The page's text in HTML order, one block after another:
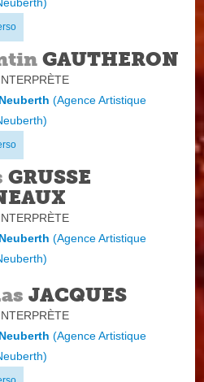
GAUTHERON
(Agence Artistique
)
GRUSSE
(Agence Artistique
)
JACQUES
(Agence Artistique
)